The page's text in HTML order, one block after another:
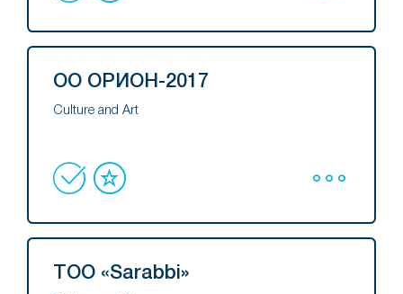
ОО ОРИОН-2017
Culture and Art
ТОО «Sarabbi»